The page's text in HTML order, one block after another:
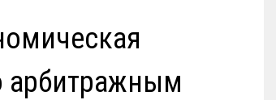
арбитражным